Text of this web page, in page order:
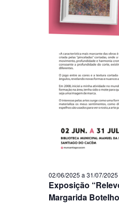
Exposição
Margarida Botelho
02/06/2025 a 31/07/2025